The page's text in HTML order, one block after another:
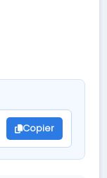
Copier